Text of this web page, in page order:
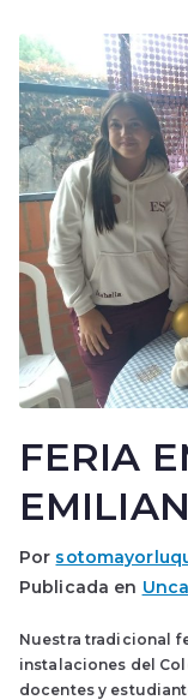
FERIA
Por
Publicada en
Nuestra tradicional
instalaciones del
docentes y